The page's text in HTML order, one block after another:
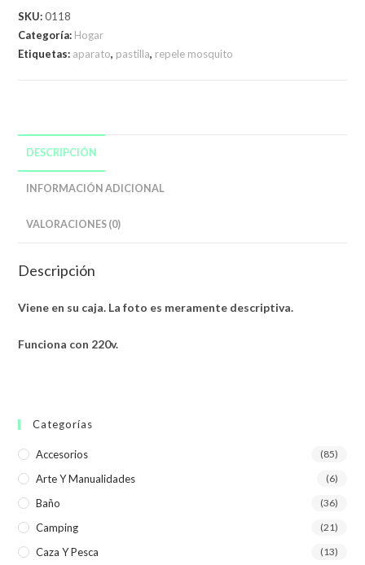
repeler
mosquitos
SKU:0118
Categoría: Hogar
Etiquetas: aparato, pastilla, repele mosquito
DESCRIPCIÓN
INFORMACIÓN ADICIONAL
VALORACIONES (0)
Descripción
Viene en su caja. La foto es meramente descriptiva.
Funciona con 220v.
Categorías
Accesorios (85)
Arte Y Manualidades (6)
Baño (36)
Camping (21)
Caza Y Pesca (13)